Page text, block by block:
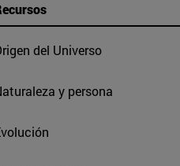
del Universo
y persona